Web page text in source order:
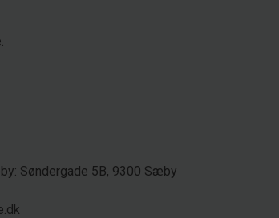
Søndergade 5B, 9300 Sæby